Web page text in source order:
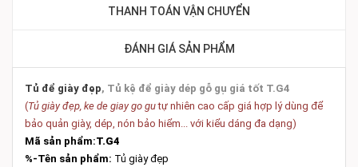
THANH TOÁN VẬN CHUYỂN
ĐÁNH GIÁ SẢN PHẨM
Tủ để giày đẹp, Tủ kệ để giày dép gỗ gụ giá tốt T.G4
(Tủ giày đẹp, ke de giay go gutự nhiên cao cấp giá hợp lý dùng để
bảo quản giày, dép, nón bảo hiểm... với kiểu dáng đa dạng)
Mã sản phẩm:T.G4
%-Tên sản phẩm: Tủ giày đẹp